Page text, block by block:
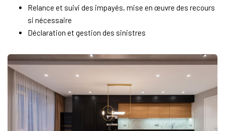
Relance et suivi des impayés, mise en œuvre des recours
si nécessaire
Déclaration et gestion des sinistres